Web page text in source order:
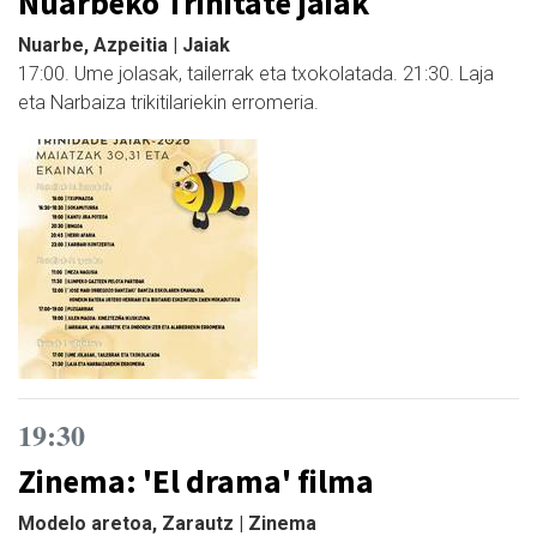
Nuarbe, Azpeitia | Jaiak
17:00. Ume jolasak, tailerrak eta txokolatada. 21:30. Laja
eta Narbaiza trikitilariekin erromeria.
19:30
Zinema: 'El drama' filma
Modelo aretoa, Zarautz | Zinema